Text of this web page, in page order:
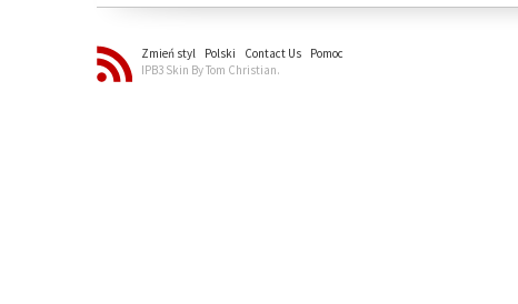
Zmień styl Polski Contact Us
Pomoc
IPB3 Skin By Tom Christian.